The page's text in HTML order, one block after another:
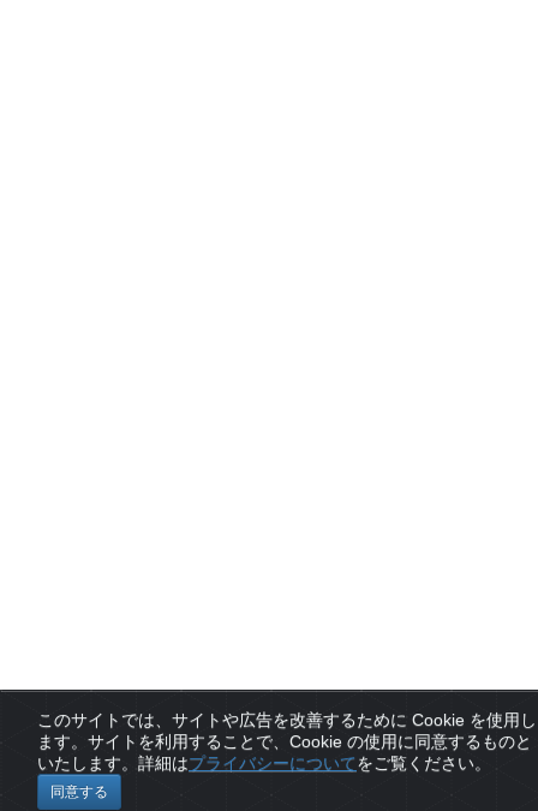
このサイトでは、サイトや広告を改善するために Cookie を使用し
ます。サイトを利用することで、Cookie の使用に同意するものと
いたします。詳細はプライバシーについてをご覧ください。
同意する